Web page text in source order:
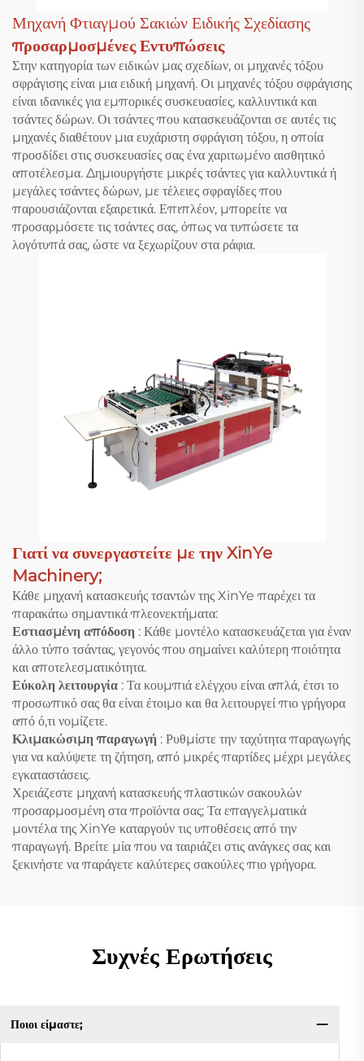
Μηχανή Φτιαγμού Σακιών Ειδικής Σχεδίασης
προσαρμοσμένες Εντυπώσεις
Στην κατηγορία των ειδικών μας σχεδίων, οι μηχανές τόξου
σφράγισης είναι μια ειδική μηχανή. Οι μηχανές τόξου σφράγισης
είναι ιδανικές για εμπορικές συσκευασίες, καλλυντικά και
τσάντες δώρων. Οι τσάντες που κατασκευάζονται σε αυτές τις
μηχανές διαθέτουν μια ευχάριστη σφράγιση τόξου, η οποία
προσδίδει στις συσκευασίες σας ένα χαριτωμένο αισθητικό
αποτέλεσμα. Δημιουργήστε μικρές τσάντες για καλλυντικά ή
μεγάλες τσάντες δώρων, με τέλειες σφραγίδες που
παρουσιάζονται εξαιρετικά. Επιπλέον, μπορείτε να
προσαρμόσετε τις τσάντες σας, όπως να τυπώσετε τα
λογότυπά σας, ώστε να ξεχωρίζουν στα ράφια.
Γιατί να συνεργαστείτε με την XinYe
Machinery;
Κάθε μηχανή κατασκευής τσαντών της XinYe παρέχει τα
παρακάτω σημαντικά πλεονεκτήματα:
Εστιασμένη απόδοση : Κάθε μοντέλο κατασκευάζεται για έναν
άλλο τύπο τσάντας, γεγονός που σημαίνει καλύτερη ποιότητα
και αποτελεσματικότητα.
Εύκολη λειτουργία : Τα κουμπιά ελέγχου είναι απλά, έτσι το
προσωπικό σας θα είναι έτοιμο και θα λειτουργεί πιο γρήγορα
από ό,τι νομίζετε.
Κλιμακώσιμη παραγωγή : Ρυθμίστε την ταχύτητα παραγωγής
για να καλύψετε τη ζήτηση, από μικρές παρτίδες μέχρι μεγάλες
εγκαταστάσεις.
Χρειάζεστε μηχανή κατασκευής πλαστικών σακουλών
προσαρμοσμένη στα προϊόντα σας; Τα επαγγελματικά
μοντέλα της XinYe καταργούν τις υποθέσεις από την
παραγωγή. Βρείτε μία που να ταιριάζει στις ανάγκες σας και
ξεκινήστε να παράγετε καλύτερες σακούλες πιο γρήγορα.
Συχνές Ερωτήσεις
Ποιοι είμαστε;